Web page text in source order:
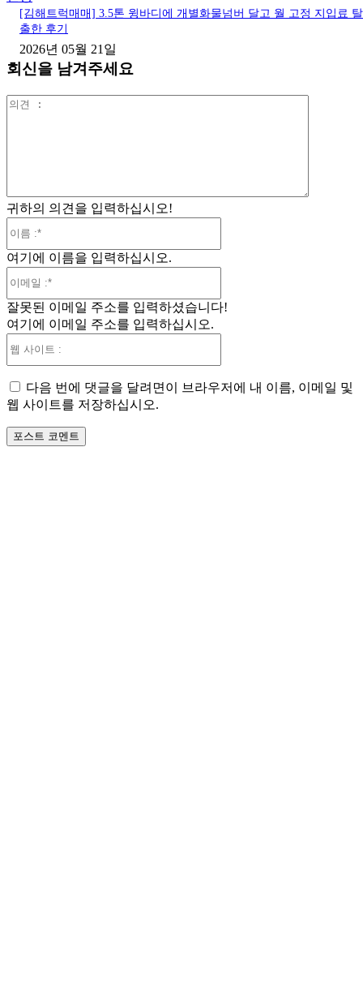
[김해트럭매매] 3.5톤 윙바디에 개별화물넘버 달고 월 고정 지입료 탈
출한 후기
2026년 05월 21일
회신을 남겨주세요
귀하의 의견을 입력하십시오!
여기에 이름을 입력하십시오.
일
잘못된 이메일 주소를 입력하셨습니다!
여기에 이메일 주소를 입력하십시오.
트
다음 번에 댓글을 달려면이 브라우저에 내 이름, 이메일 및
웹 사이트를 저장하십시오.